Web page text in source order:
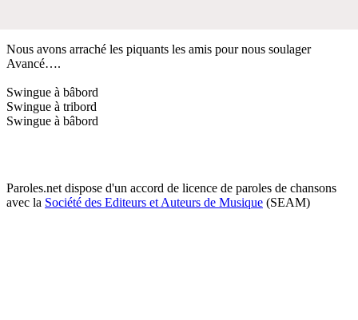
Nous avons arraché les piquants les amis pour nous soulager
Avancé….
Swingue à bâbord
Swingue à tribord
Swingue à bâbord
Paroles.net dispose d'un accord de licence de paroles de chansons
avec la Société des Editeurs et Auteurs de Musique (SEAM)